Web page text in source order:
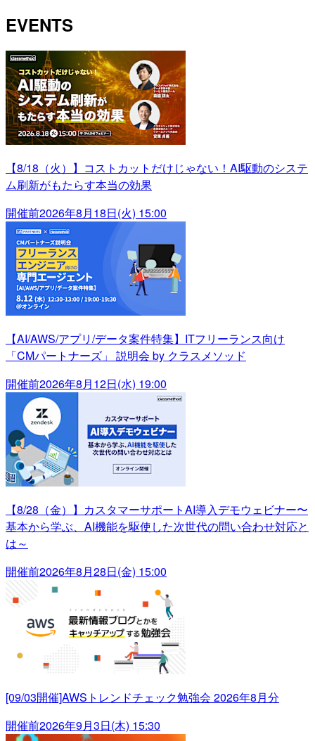
EVENTS
【8/18（火）】コストカットだけじゃない！AI駆動のシステ
ム刷新がもたらす本当の効果
開催前2026年8月18日(火) 15:00
【AI/AWS/アプリ/データ案件特集】ITフリーランス向け
「CMパートナーズ」 説明会 by クラスメソッド
開催前2026年8月12日(水) 19:00
【8/28（金）】カスタマーサポートAI導入デモウェビナー〜
基本から学ぶ、AI機能を駆使した次世代の問い合わせ対応と
は～
開催前2026年8月28日(金) 15:00
[09/03開催]AWSトレンドチェック勉強会 2026年8月分
開催前2026年9月3日(木) 15:30